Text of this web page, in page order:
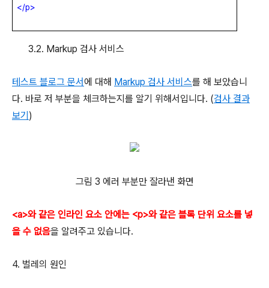
</p>
3.2. Markup 검사 서비스
테스트 블로그 문서에 대해 Markup 검사 서비스를 해 보았습니
다. 바로 저 부분을 체크하는지를 알기 위해서입니다. (검사 결과
보기)
그림 3 에러 부분만 잘라낸 화면
<a>와 같은 인라인 요소 안에는 <p>와 같은 블록 단위 요소를 넣
을 수 없음을 알려주고 있습니다.
4. 벌레의 원인